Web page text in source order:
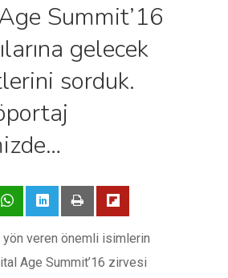
Summit’16
gelecek
sorduk.
yön veren önemli isimlerin
Age Summit’16 zirvesi